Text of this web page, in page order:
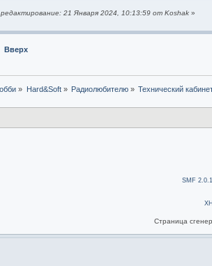
21 Января 2024, 10:13:59 от Koshak »
Вверх
» Hard&Soft» Радиолюбителю» Технический
SMF
Страница